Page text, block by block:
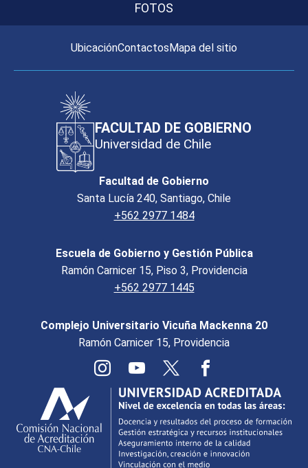
FOTOS
UbicaciónContactosMapa del sitio
FACULTAD DE GOBIERNO
Universidad de Chile
Facultad de Gobierno
Santa Lucía 240, Santiago, Chile
+562 2977 1484
Escuela de Gobierno y Gestión Pública
Ramón Carnicer 15, Piso 3, Providencia
+562 2977 1445
Complejo Universitario Vicuña Mackenna 20
Ramón Carnicer 15, Providencia